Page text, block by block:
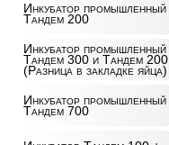
Инкубатор промышленный
Тандем 200
Инкубатор промышленный
Тандем 300 и Тандем 200
(Разница в закладке яйца)
Инкубатор промышленный
Тандем 700